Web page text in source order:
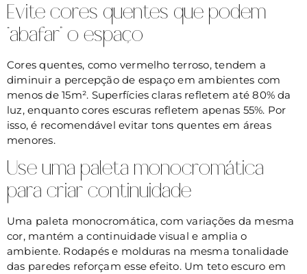
Evite cores quentes que podem
“abafar” o espaço
Cores quentes, como vermelho terroso, tendem a
diminuir a percepção de espaço em ambientes com
menos de 15m². Superfícies claras refletem até 80% da
luz, enquanto cores escuras refletem apenas 55%. Por
isso, é recomendável evitar tons quentes em áreas
menores.
Use uma paleta monocromática
para criar continuidade
Uma paleta monocromática, com variações da mesma
cor, mantém a continuidade visual e amplia o
ambiente. Rodapés e molduras na mesma tonalidade
das paredes reforçam esse efeito. Um teto escuro em